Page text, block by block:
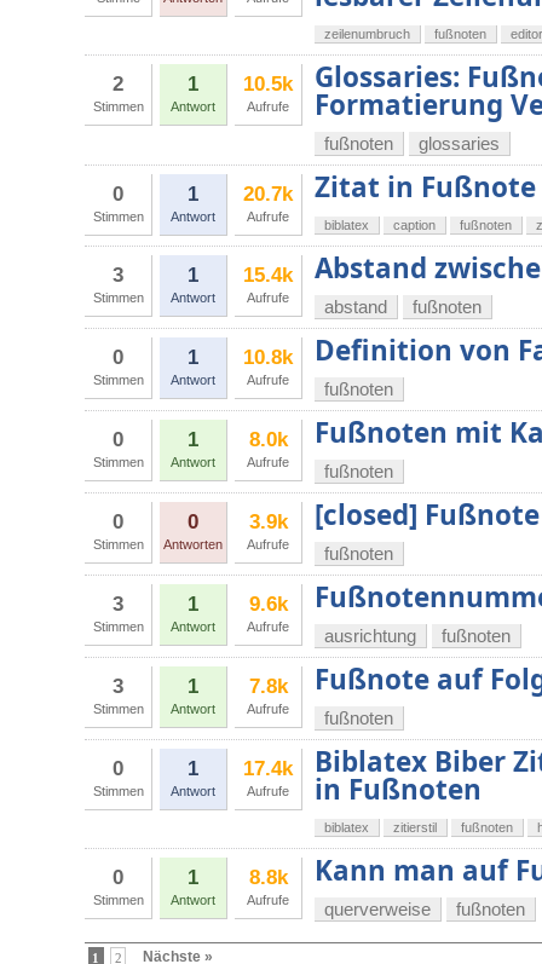
zeilenumbruch fußnoten
2
Stimmen
1
Antwort
10.5k
Aufrufe
Glossaries:
Formatierung
fußnoten glossaries
0
Stimmen
1
Antwort
20.7k
Aufrufe
Zitat in
biblatex caption fußnoten
3
Stimmen
1
Antwort
15.4k
Aufrufe
Abstand
abstand fußnoten
0
Stimmen
1
Antwort
10.8k
Aufrufe
Definition von
fußnoten
0
Stimmen
1
Antwort
8.0k
Aufrufe
Fußnoten mit
fußnoten
0
Stimmen
0
Antworten
3.9k
Aufrufe
[closed]
fußnoten
3
Stimmen
1
Antwort
9.6k
Aufrufe ausrichtung fußnoten
3
Stimmen
1
Antwort
7.8k
Aufrufe
Fußnote auf
fußnoten
0
Stimmen
1
Antwort
17.4k
Aufrufe
Biblatex Biber
in Fußnoten
biblatex zitierstil fußnoten
0
Stimmen
1
Antwort
8.8k
Aufrufe
Kann man auf
querverweise fußnoten
1 2 Nächste »